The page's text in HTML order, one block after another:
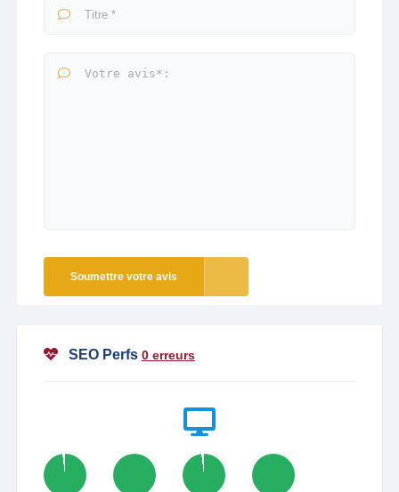
Soumettre votre avis
SEO Perfs 0 erreurs
98 98